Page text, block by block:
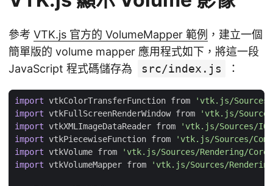
參考 VTK.js 官方的 VolumeMapper 範例 ，建立一個
簡單版的 volume mapper 應用程式如下，將這一段
JavaScript 程式碼儲存為
src/index.js ：
import vtkColorTransferFunction from
'vtk.js/Sources/
import vtkFullScreenRenderWindow from
'vtk.js/Sources/
import vtkXMLImageDataReader from
'vtk.js/Sources/IO/
import vtkPiecewiseFunction from
'vtk.js/Sources/
import vtkVolume from
'vtk.js/Sources/Rendering/Core/
import vtkVolumeMapper from 'vtk.js/Sources/